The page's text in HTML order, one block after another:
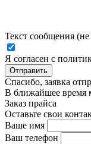
Текст сообщения (не
Я согласен с
Отправить
Спасибо, заявка
В ближайшее время
Заказ прайса
Оставьте свои
Ваше имя
Ваш телефон